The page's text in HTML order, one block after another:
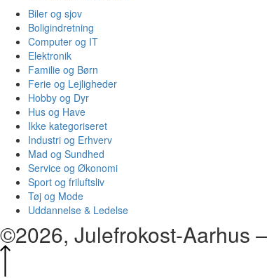
Biler og sjov
Boligindretning
Computer og IT
Elektronik
Familie og Børn
Ferie og Lejligheder
Hobby og Dyr
Hus og Have
Ikke kategoriseret
Industri og Erhverv
Mad og Sundhed
Service og Økonomi
Sport og friluftsliv
Tøj og Mode
Uddannelse & Ledelse
©2026, Julefrokost-Aarhus